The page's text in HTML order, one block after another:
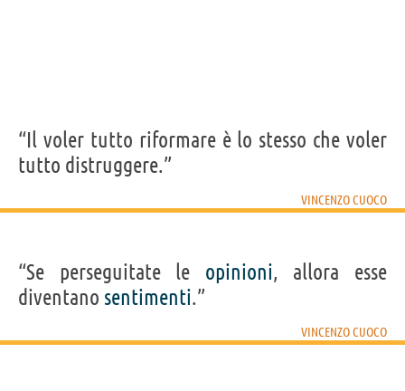
“Il voler tutto riformare è lo stesso che voler
tutto distruggere.”
VINCENZO CUOCO
“Se perseguitate le opinioni, allora esse
diventano sentimenti.”
VINCENZO CUOCO